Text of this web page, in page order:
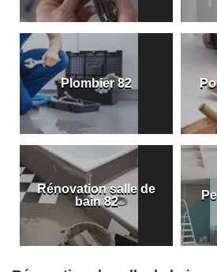
Plombier 82
Rénovation salle de
bain 82